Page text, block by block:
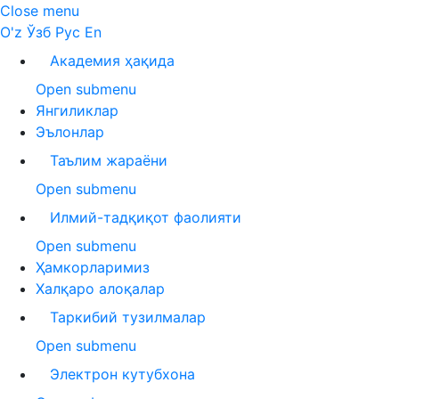
Close menu
O'z Ўзб Рус En
Академия ҳақида
Open submenu
Янгиликлар
Эълонлар
Таълим жараёни
Open submenu
Илмий-тадқиқот фаолияти
Open submenu
Ҳамкорларимиз
Халқаро алоқалар
Таркибий тузилмалар
Open submenu
Электрон кутубхона